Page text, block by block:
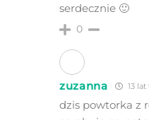
serdecznie 🙂
0
zuzanna 13
dzis powtorka z